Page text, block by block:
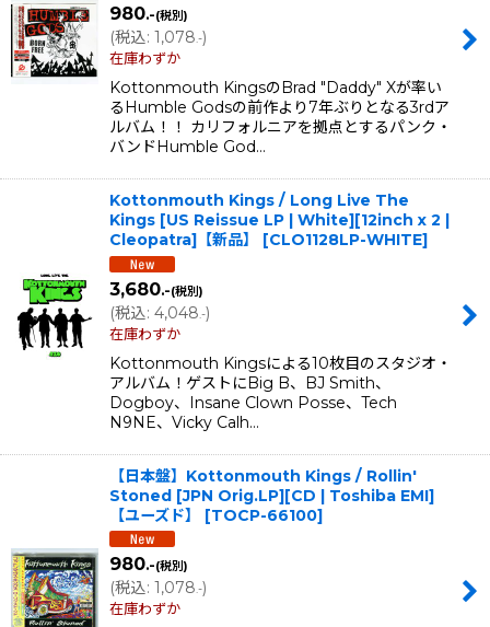
980.-(税別)
(税込: 1,078.-)
在庫わずか
Kottonmouth KingsのBrad "Daddy" Xが率い
るHumble Godsの前作より7年ぶりとなる3rdア
ルバム！！ カリフォルニアを拠点とするパンク・
バンドHumble God…
Kottonmouth Kings / Long Live The
Kings [US Reissue LP | White][12inch x 2 |
Cleopatra]【新品】
[CLO1128LP-WHITE]
3,680.-(税別)
(税込: 4,048 .-)
在庫わずか
Kottonmouth Kingsによる10枚目のスタジオ・
アルバム！ゲストにBig B、BJ Smith、
Dogboy、Insane Clown Posse、Tech
N9NE、Vicky Calh…
【日本盤】Kottonmouth Kings / Rollin'
Stoned [JPN Orig.LP][CD | Toshiba EMI]
【ユーズド】 [TOCP-66100]
980.-(税別)
(税込: 1,078.-)
在庫わずか